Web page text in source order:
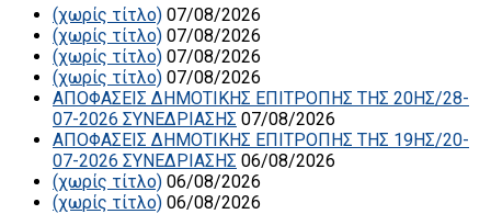
(χωρίς τίτλο) 07/08/2026
(χωρίς τίτλο) 07/08/2026
(χωρίς τίτλο) 07/08/2026
(χωρίς τίτλο) 07/08/2026
ΑΠΟΦΑΣΕΙΣ ΔΗΜΟΤΙΚΗΣ ΕΠΙΤΡΟΠΗΣ ΤΗΣ 20ΗΣ/28-
07-2026 ΣΥΝΕΔΡΙΑΣΗΣ 07/08/2026
ΑΠΟΦΑΣΕΙΣ ΔΗΜΟΤΙΚΗΣ ΕΠΙΤΡΟΠΗΣ ΤΗΣ 19ΗΣ/20-
07-2026 ΣΥΝΕΔΡΙΑΣΗΣ 06/08/2026
(χωρίς τίτλο) 06/08/2026
(χωρίς τίτλο) 06/08/2026